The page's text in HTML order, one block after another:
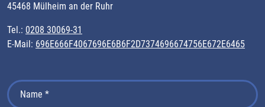
45468 Mülheim an der Ruhr
Tel.: 0208 30069-31
E-Mail: 696E666F4067696E6B6F2D7374696674756E672E6465